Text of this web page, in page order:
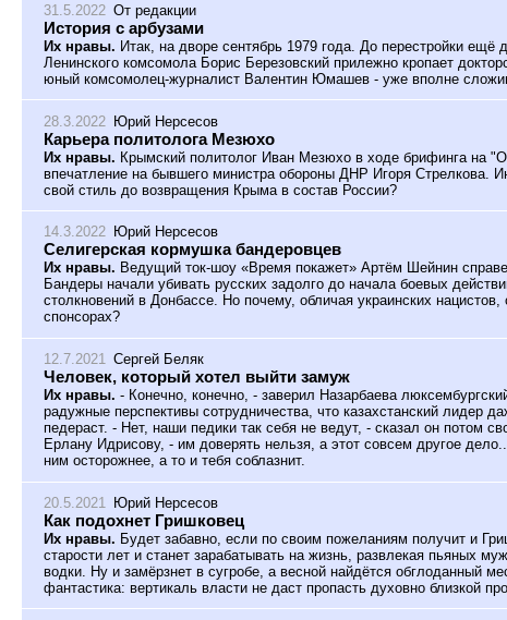
31.5.2022 От редакции
История с арбузами
Их нравы. Итак, на дворе сентябрь 1979 года. До перестройки ещё
Ленинского комсомола Борис Березовский прилежно кропает
юный комсомолец-журналист Валентин Юмашев - уже вполне
28.3.2022 Юрий Нерсесов
Карьера политолога Мезюхо
Их нравы. Крымский политолог Иван Мезюхо в ходе брифинга на
впечатление на бывшего министра обороны ДНР Игоря Стрелкова.
свой стиль до возвращения Крыма в состав России?
14.3.2022 Юрий Нерсесов
Селигерская кормушка бандеровцев
Их нравы. Ведущий ток-шоу «Время покажет» Артём Шейнин
Бандеры начали убивать русских задолго до начала боевых
столкновений в Донбассе. Но почему, обличая украинских
спонсорах?
12.7.2021 Сергей Беляк
Человек, который хотел выйти замуж
Их нравы. - Конечно, конечно, - заверил Назарбаева
радужные перспективы сотрудничества, что казахстанский лидер
педераст. - Нет, наши педики так себя не ведут, - сказал он потом
Ерлану Идрисову, - им доверять нельзя, а этот совсем другое
ним осторожнее, а то и тебя соблазнит.
20.5.2021 Юрий Нерсесов
Как подохнет Гришковец
Их нравы. Будет забавно, если по своим пожеланиям получит и
старости лет и станет зарабатывать на жизнь, развлекая пьяных
водки. Ну и замёрзнет в сугробе, а весной найдётся обглоданный
фантастика: вертикаль власти не даст пропасть духовно близкой